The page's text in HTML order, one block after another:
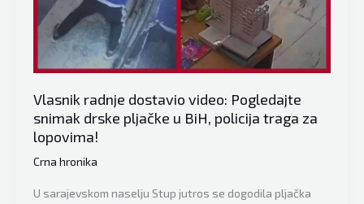
ukrali
150.000
eura
kešu,
otkriveni
Vlasnik radnje dostavio video: Pogledajte
snimak drske pljačke u BiH, policija traga za
lopovima!
Crna hronika
U sarajevskom naselju Stup jutros se dogodila pljačka